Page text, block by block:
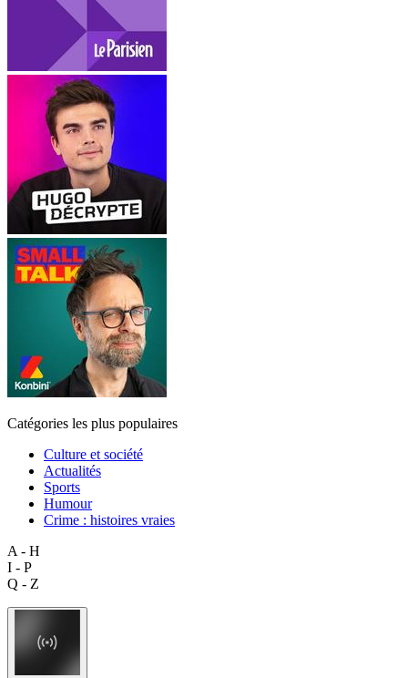
Catégories les plus populaires
Culture et société
Actualités
Sports
Humour
Crime : histoires vraies
A - H
I - P
Q - Z